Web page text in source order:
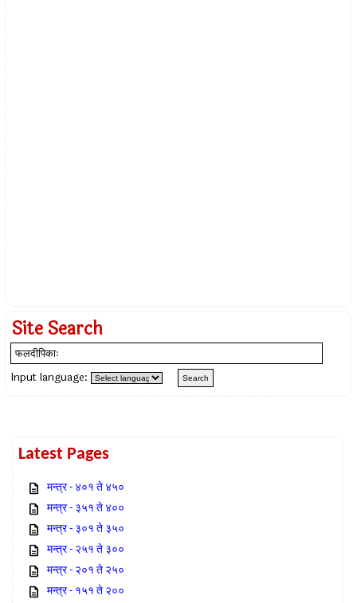
Site Search
Input language:
Latest Pages
मन्त्र - ४०१ ते ४५०
मन्त्र - ३५१ ते ४००
मन्त्र - ३०१ ते ३५०
मन्त्र - २५१ ते ३००
मन्त्र - २०१ ते २५०
मन्त्र - १५१ ते २००